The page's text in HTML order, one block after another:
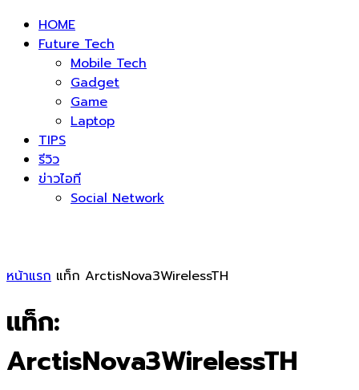
HOME
Future Tech
Mobile Tech
Gadget
Game
Laptop
TIPS
รีวิว
ข่าวไอที
Social Network
หน้าแรก แท็ก ArctisNova3WirelessTH
แท็ก:
ArctisNova3WirelessTH